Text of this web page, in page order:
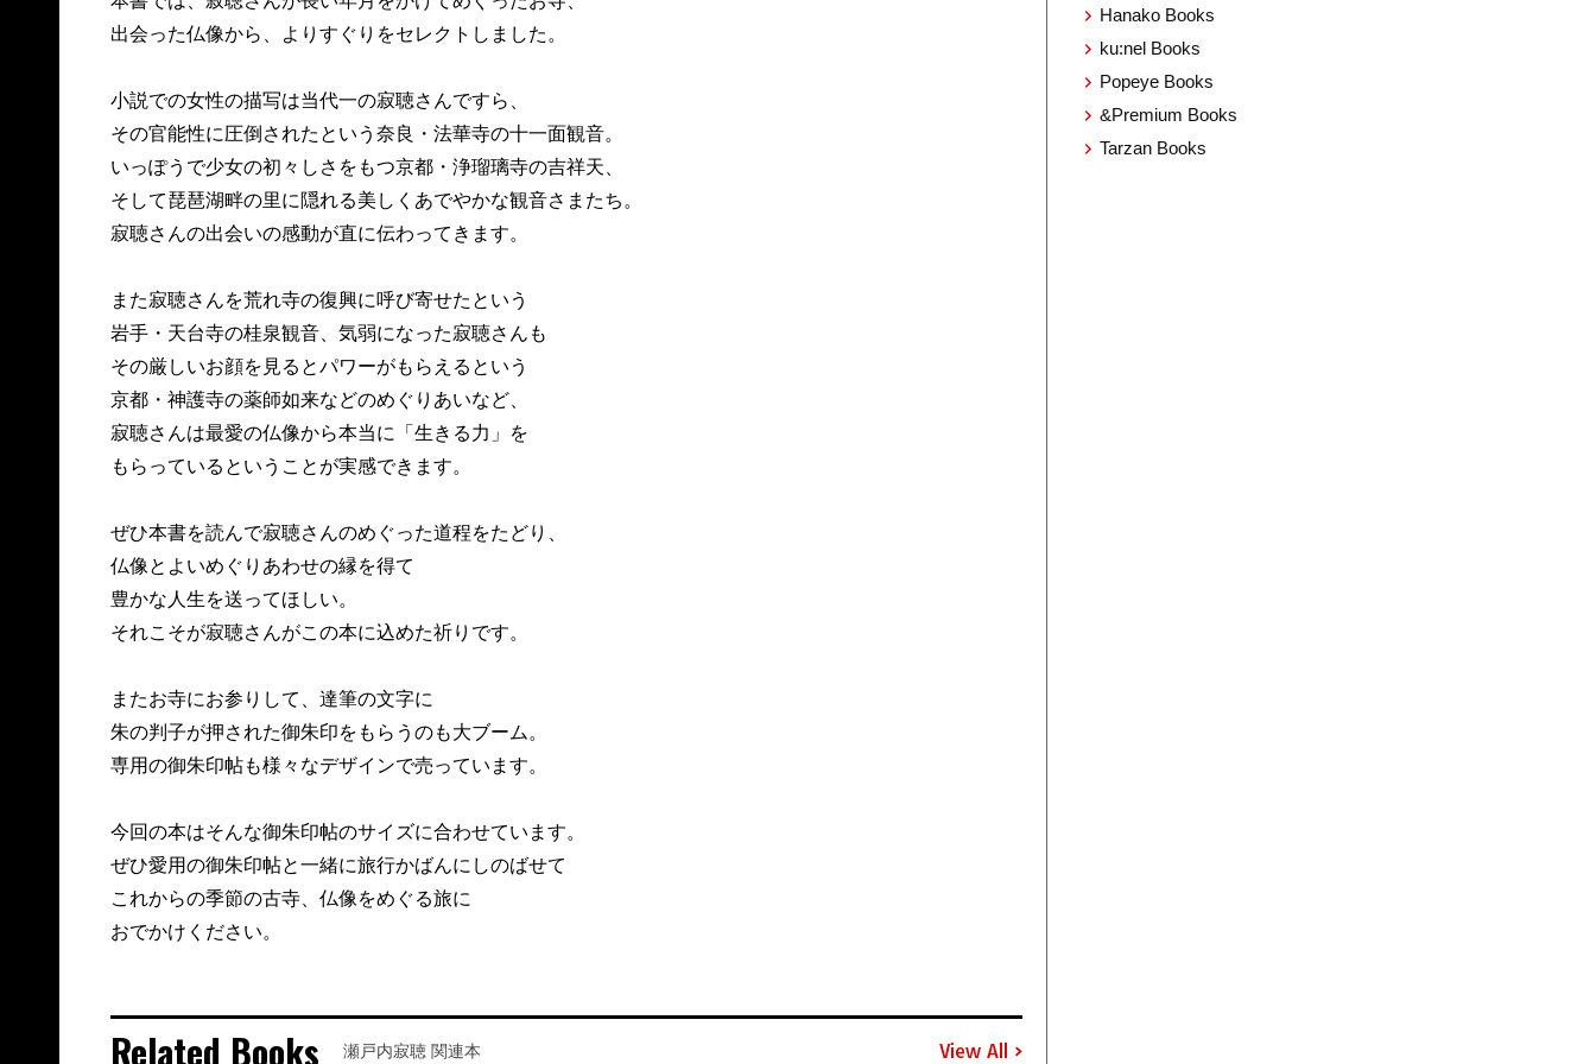
出会った仏像から、よりすぐりをセレクトしました。
小説での女性の描写は当代一の寂聴さんですら、
その官能性に圧倒されたという奈良・法華寺の十一面観音。
いっぽうで少女の初々しさをもつ京都・浄瑠璃寺の吉祥天、
そして琵琶湖畔の里に隠れる美しくあでやかな観音さまたち。
寂聴さんの出会いの感動が直に伝わってきます。
また寂聴さんを荒れ寺の復興に呼び寄せたという
岩手・天台寺の桂泉観音、気弱になった寂聴さんも
その厳しいお顔を見るとパワーがもらえるという
京都・神護寺の薬師如来などのめぐりあいなど、
寂聴さんは最愛の仏像から本当に「生きる力」を
もらっているということが実感できます。
ぜひ本書を読んで寂聴さんのめぐった道程をたどり、
仏像とよいめぐりあわせの縁を得て
豊かな人生を送ってほしい。
それこそが寂聴さんがこの本に込めた祈りです。
またお寺にお参りして、達筆の文字に
朱の判子が押された御朱印をもらうのも大ブーム。
専用の御朱印帖も様々なデザインで売っています。
今回の本はそんな御朱印帖のサイズに合わせています。
ぜひ愛用の御朱印帖と一緒に旅行かばんにしのばせて
これからの季節の古寺、仏像をめぐる旅に
おでかけください。
Related Books 瀬戸内寂聴 関連本 View All
Hanako Books
ku:nel Books
Popeye Books
&Premium Books
Tarzan Books